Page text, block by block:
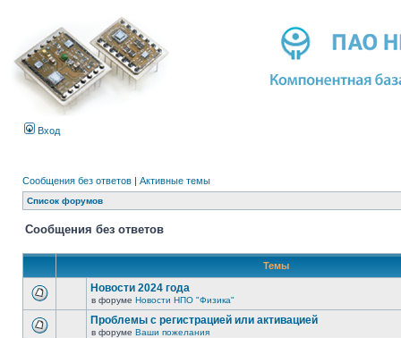
Вход
Сообщения без ответов | Активные темы
Список форумов
Сообщения без ответов
Темы
Новости 2024 года
в форуме Новости НПО "Физика"
Проблемы с регистрацией или активацией
в форуме Ваши пожелания